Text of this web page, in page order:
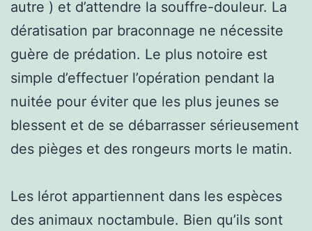
autre ) et d’attendre la souffre-douleur. La
dératisation par braconnage ne nécessite
guère de prédation. Le plus notoire est
simple d’effectuer l’opération pendant la
nuitée pour éviter que les plus jeunes se
blessent et de se débarrasser sérieusement
des pièges et des rongeurs morts le matin.
Les lérot appartiennent dans les espèces
des animaux noctambule. Bien qu’ils sont